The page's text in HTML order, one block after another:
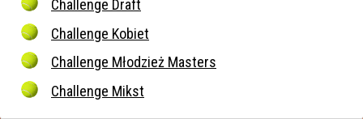
Challenge Draft
Challenge Kobiet
Challenge Młodzież Masters
Challenge Mikst